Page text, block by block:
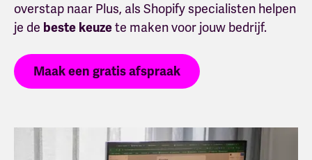
overstap naar Plus, als Shopify specialisten helpen
je de beste keuzete maken voor jouw bedrijf.
Maak een gratis afspraak